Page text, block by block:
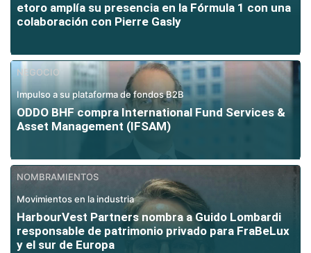
etoro amplía su presencia en la Fórmula 1 con una
colaboración con Pierre Gasly
NEGOCIO
Impulso a su plataforma de fondos B2B
ODDO BHF compra International Fund Services &
Asset Management (IFSAM)
NOMBRAMIENTOS
Movimientos en la industria
HarbourVest Partners nombra a Guido Lombardi
responsable de patrimonio privado para FraBeLux
y el sur de Europa